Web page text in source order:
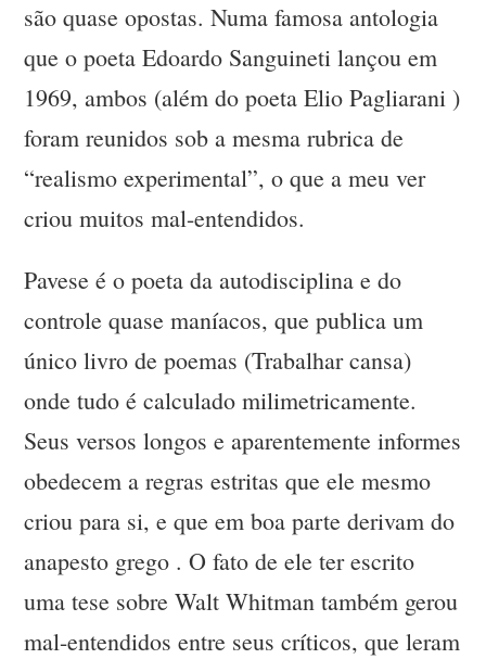
são quase opostas. Numa famosa antologia
que o poeta Edoardo Sanguineti lançou em
1969, ambos (além do poeta Elio Pagliarani )
foram reunidos sob a mesma rubrica de
“realismo experimental”, o que a meu ver
criou muitos mal-entendidos.
Pavese é o poeta da autodisciplina e do
controle quase maníacos, que publica um
único livro de poemas (Trabalhar cansa)
onde tudo é calculado milimetricamente.
Seus versos longos e aparentemente informes
obedecem a regras estritas que ele mesmo
criou para si, e que em boa parte derivam do
anapesto grego . O fato de ele ter escrito
uma tese sobre Walt Whitman também gerou
mal-entendidos entre seus críticos, que leram